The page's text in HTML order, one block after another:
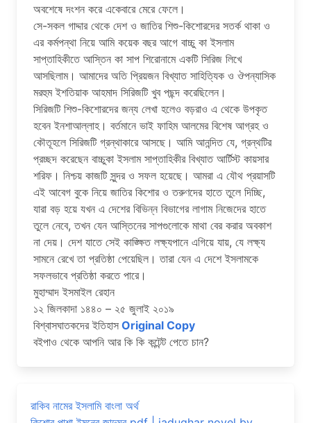
অবশেষে দংশন করে একেবারে মেরে ফেলে।
সে-সকল গাদ্দার থেকে দেশ ও জাতির শিশু-কিশোরদের সতর্ক থাকা ও
এর কর্মপন্থা নিয়ে আমি কয়েক বছর আগে বাচ্চু কা ইসলাম
সাপ্তাহিকীতে আস্তিন কা সাপ শিরোনামে একটি সিরিজ লিখে
আসছিলাম। আমাদের অতি প্রিয়জন বিখ্যাত সাহিত্যিক ও ঔপন্যাসিক
মরহুম ইশতিয়াক আহমাদ সিরিজটি খুব পছন্দ করেছিলেন।
সিরিজটি শিশু-কিশোরদের জন্য লেখা হলেও বড়রাও এ থেকে উপকৃত
হবেন ইনশাআল্লাহ। বর্তমানে ভাই ফাহিম আলমের বিশেষ আগ্রহ ও
কৌতূহলে সিরিজটি গ্রন্থাকারে আসছে। আমি আনন্দিত যে, গ্রন্থটির
প্রচ্ছদ করেছেন বাচ্চুকা ইসলাম সাপ্তাহিকীর বিখ্যাত আর্টিস্ট কায়সার
শরিফ। নিশ্চয় কাজটি সুন্দর ও সফল হয়েছে। আমরা এ যৌথ প্রয়াসটি
এই আবেগ বুকে নিয়ে জাতির কিশোর ও তরুণদের হাতে তুলে দিচ্ছি,
যারা বড় হয়ে যখন এ দেশের বিভিন্ন বিভাগের লাগাম নিজেদের হাতে
তুলে নেবে, তখন যেন আস্তিনের সাপগুলোকে মাথা বের করার অবকাশ
না দেয়। দেশ যাতে সেই কাঙ্ক্ষিত লক্ষ্যপানে এগিয়ে যায়, যে লক্ষ্য
সামনে রেখে তা প্রতিষ্ঠা পেয়েছিল। তারা যেন এ দেশে ইসলামকে
সফলভাবে প্রতিষ্ঠা করতে পারে।
মুহাম্মাদ ইসমাইল রেহান
১২ জিলকাদা ১৪৪০ – ২৫ জুলাই ২০১৯
বিশ্বাসঘাতকদের ইতিহাস Original Copy
বইপাও থেকে আপনি আর কি কি কন্টেন্ট পেতে চান?
রাকিব নামের ইসলামি বাংলা অর্থ